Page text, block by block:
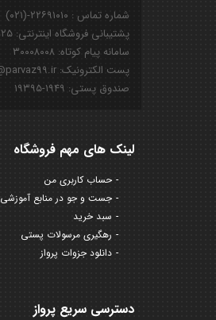
شماره تماس : ۲۲۶۹۱۰۱۰-(۰۲۱)
پشتیبانی فروشگاه اینترنتی: ۰۹۱۲۸۵۰۱۱۲۵
سامانه پیام کوتاه: ۳۰۰۰۸۰۰۸
پست الکترونیک: info@parvaz99.ir
صندوق پستی: ۱۹۴۹-۱۹۳۹۵
لینک های مهم فروشگاه
حساب کاربری من
جست و جو در منابع آموزشی
سبد خرید
رهگیری مرسولات پستی
دانلود جزوات پرواز
دسترسی سریع پرواز